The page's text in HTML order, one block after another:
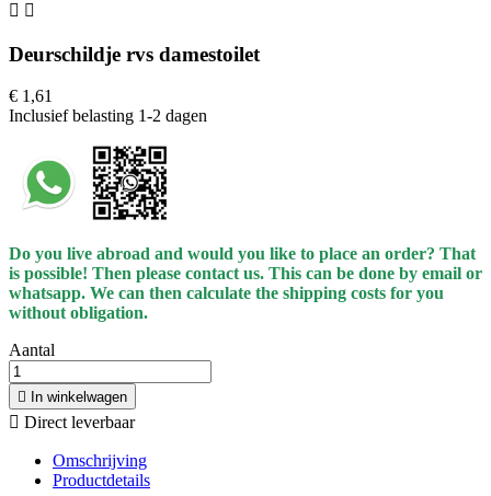
 
Deurschildje rvs damestoilet
€ 1,61
Inclusief belasting 1-2 dagen
Do you live abroad and would you like to place an order? That
is possible! Then please contact us. This can be done by email or
whatsapp. We can then calculate the shipping costs for you
without obligation.
Aantal
 In winkelwagen
 Direct leverbaar
Omschrijving
Productdetails